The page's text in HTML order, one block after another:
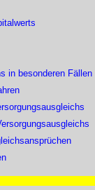
in besonderen Fällen